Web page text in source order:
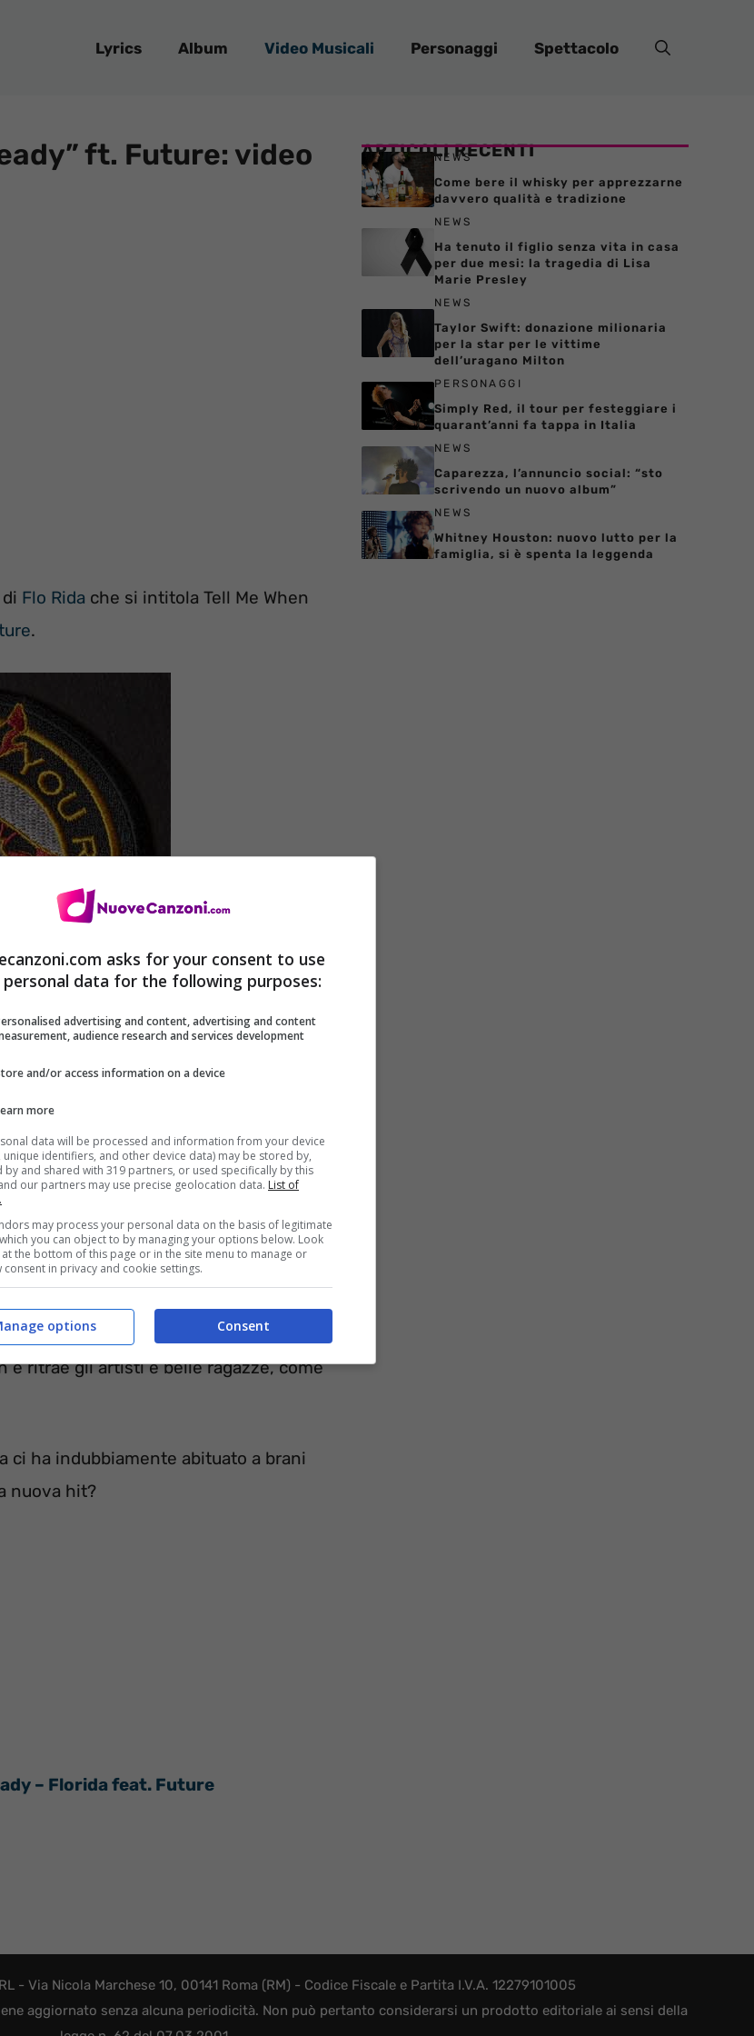
Lyrics Album Video Musicali Personaggi Spettacolo
ft. Future: video
Flo Rida che si intitola Tell Me When
.
e ritrae gli artisti e belle ragazze, come
ci ha indubbiamente abituato a brani
nuova hit?
– Florida feat. Future
ARTICOLI RECENTI
NEWS
Come bere il whisky per apprezzarne
davvero qualità e tradizione
NEWS
Ha tenuto il figlio senza vita in casa
per due mesi: la tragedia di Lisa
Marie Presley
NEWS
Taylor Swift: donazione milionaria
per la star per le vittime
dell’uragano Milton
PERSONAGGI
Simply Red, il tour per festeggiare i
quarant’anni fa tappa in Italia
NEWS
Caparezza, l’annuncio social: “sto
scrivendo un nuovo album”
NEWS
Whitney Houston: nuovo lutto per la
famiglia, si è spenta la leggenda
- Via Nicola Marchese 10, 00141 Roma (RM) - Codice Fiscale e Partita I.V.A. 12279101005
aggiornato senza alcuna periodicità. Non può pertanto considerarsi un prodotto editoriale ai sensi della
asks for your consent to use
personal data for the following purposes:
advertising and content, advertising and content
audience research and services development
and/or access information on a device
more
data will be processed and information from your device
unique identifiers, and other device data) may be stored by,
by and shared with 319 partners, or used specifically by this
our partners may use precise geolocation data. List of
may process your personal data on the basis of legitimate
you can object to by managing your options below. Look
the bottom of this page or in the site menu to manage or
consent in privacy and cookie settings.
Consent
options